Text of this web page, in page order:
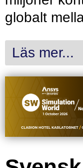
globalt
Läs mer...